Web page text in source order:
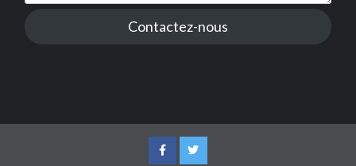
Contactez-nous
FacebookTwitter